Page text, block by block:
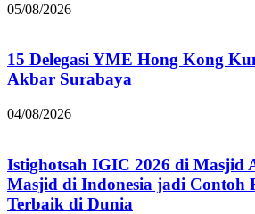
05/08/2026
15 Delegasi YME Hong Kong
Akbar Surabaya
04/08/2026
Istighotsah IGIC 2026 di Masjid
Masjid di Indonesia jadi Contoh
Terbaik di Dunia